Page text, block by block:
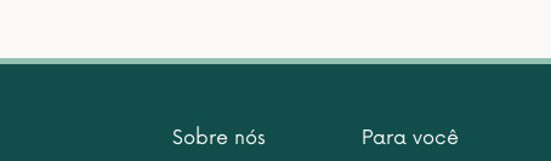
Sobre nós Para você